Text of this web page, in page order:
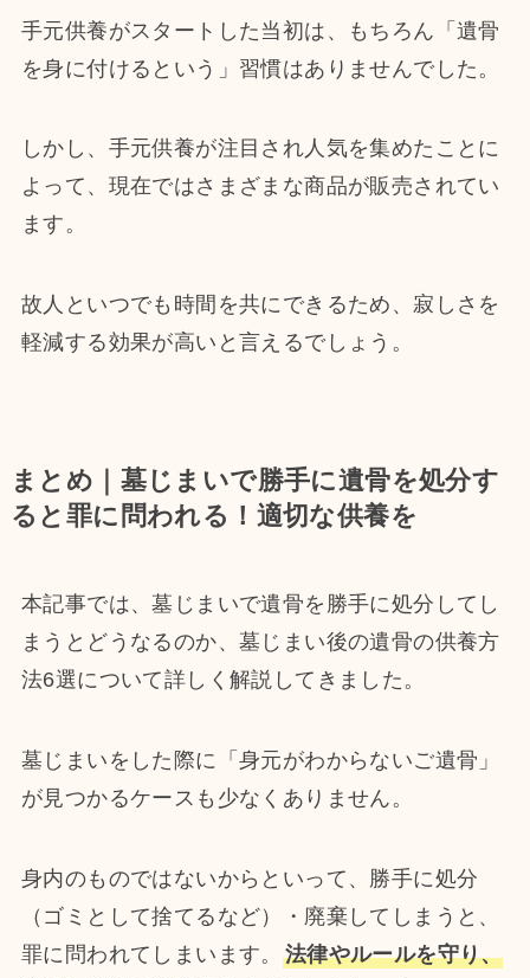
手元供養がスタートした当初は、もちろん「遺骨
を身に付けるという」習慣はありませんでした。
しかし、手元供養が注目され人気を集めたことに
よって、現在ではさまざまな商品が販売されてい
ます。
故人といつでも時間を共にできるため、寂しさを
軽減する効果が高いと言えるでしょう。
まとめ｜墓じまいで勝手に遺骨を処分す
ると罪に問われる！適切な供養を
本記事では、墓じまいで遺骨を勝手に処分してし
まうとどうなるのか、墓じまい後の遺骨の供養方
法6選について詳しく解説してきました。
墓じまいをした際に「身元がわからないご遺骨」
が見つかるケースも少なくありません。
身内のものではないからといって、勝手に処分
（ゴミとして捨てるなど）・廃棄してしまうと、
罪に問われてしまいます。 法律やルールを守り、